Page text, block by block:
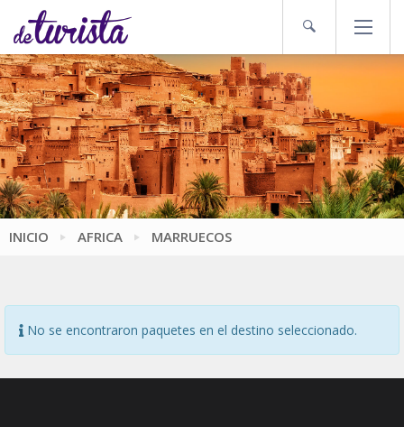
INICIO AFRICA MARRUECOS
No se encontraron paquetes en el destino seleccionado.